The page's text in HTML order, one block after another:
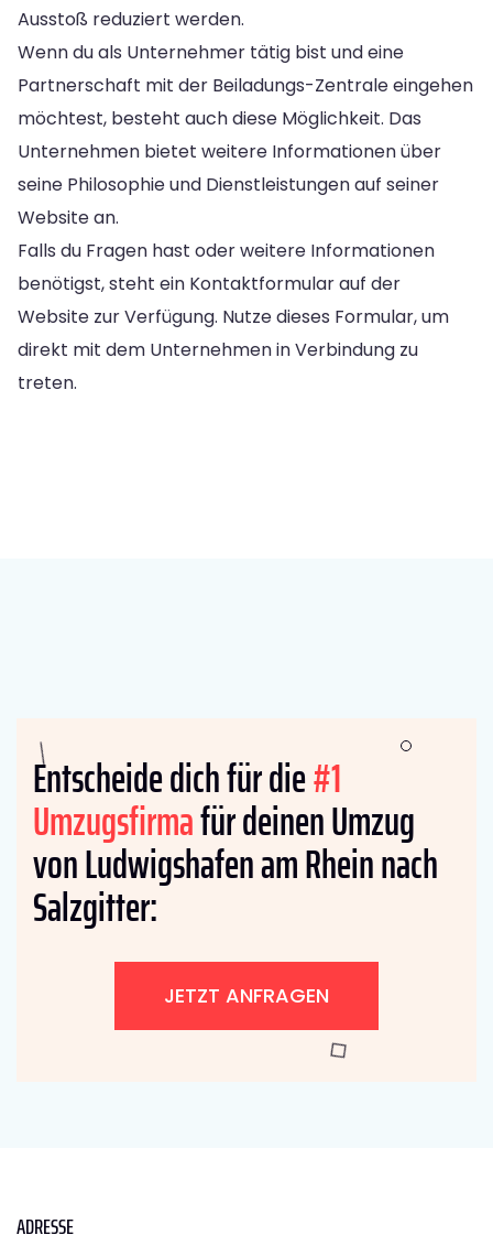
Ausstoß reduziert werden.
Wenn du als Unternehmer tätig bist und eine
Partnerschaft mit der Beiladungs-Zentrale eingehen
möchtest, besteht auch diese Möglichkeit. Das
Unternehmen bietet weitere Informationen über
seine Philosophie und Dienstleistungen auf seiner
Website an.
Falls du Fragen hast oder weitere Informationen
benötigst, steht ein Kontaktformular auf der
Website zur Verfügung. Nutze dieses Formular, um
direkt mit dem Unternehmen in Verbindung zu
treten.
Entscheide dich für die#1
Umzugsfirmafür deinen Umzug
von Ludwigshafen am Rhein nach
Salzgitter:
JETZT ANFRAGEN
ADRESSE